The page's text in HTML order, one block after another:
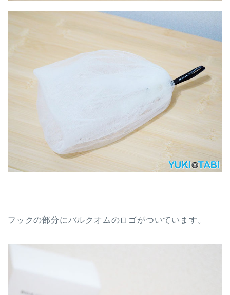
フックの部分にバルクオムのロゴがついています。